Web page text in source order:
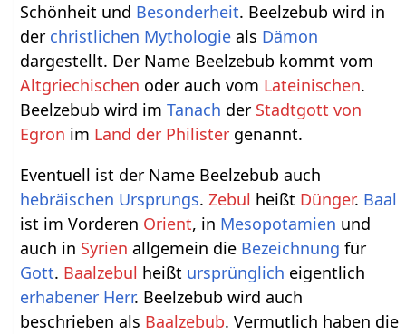
Schönheit und Besonderheit. Beelzebub wird in
der christlichen Mythologie als Dämon
dargestellt. Der Name Beelzebub kommt vom
Altgriechischen oder auch vom Lateinischen.
Beelzebub wird imTanach der Stadtgott von
Egron im Land der Philister genannt.
Eventuell ist der Name Beelzebub auch
hebräischen Ursprungs.Zebul heißt Dünger. Baal
ist im Vorderen Orient, in Mesopotamien und
auch in Syrien allgemein die Bezeichnung für
Gott. Baalzebul heißt ursprünglich eigentlich
erhabener Herr. Beelzebub wird auch
beschrieben als Baalzebub. Vermutlich haben die